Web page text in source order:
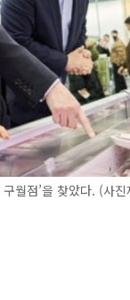
월점’을 찾았다. (사